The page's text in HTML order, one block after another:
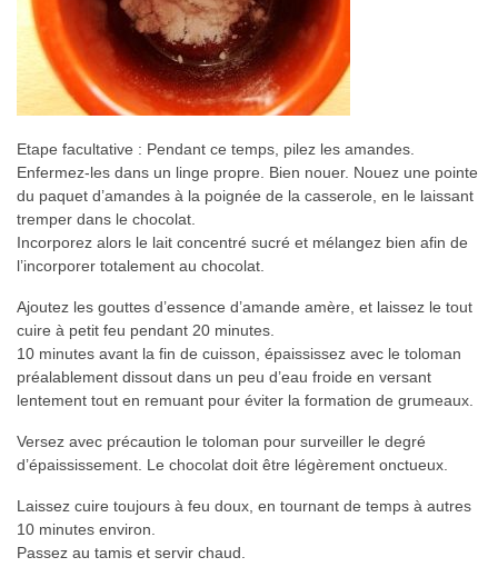
Etape facultative : Pendant ce temps, pilez les amandes.
Enfermez-les dans un linge propre. Bien nouer. Nouez une pointe
du paquet d’amandes à la poignée de la casserole, en le laissant
tremper dans le chocolat.
Incorporez alors le lait concentré sucré et mélangez bien afin de
l’incorporer totalement au chocolat.
Ajoutez les gouttes d’essence d’amande amère, et laissez le tout
cuire à petit feu pendant 20 minutes.
10 minutes avant la fin de cuisson, épaississez avec le toloman
préalablement dissout dans un peu d’eau froide en versant
lentement tout en remuant pour éviter la formation de grumeaux.
Versez avec précaution le toloman pour surveiller le degré
d’épaississement. Le chocolat doit être légèrement onctueux.
Laissez cuire toujours à feu doux, en tournant de temps à autres
10 minutes environ.
Passez au tamis et servir chaud.